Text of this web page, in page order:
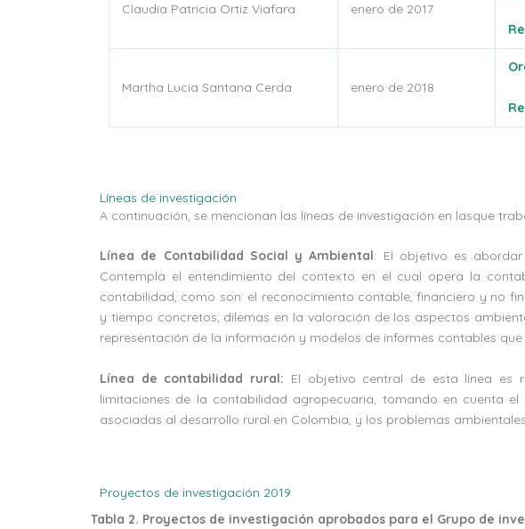
Claudia Patricia Ortiz Viafara enero de 2017
Martha Lucia Santana Cerda enero de 2018
Líneas de investigación
A continuación, se mencionan las líneas de investigación en lasque
Línea de Contabilidad Social y Ambiental: El objetivo es
Contempla el entendimiento del contexto en el cual opera la
contabilidad, como son: el reconocimiento contable, financiero y no
y tiempo concretos; dilemas en la valoración de los aspectos
representación de la información y modelos de informes contables
Línea de contabilidad rural: El objetivo central de esta línea es
limitaciones de la contabilidad agropecuaria, tomando en cuenta
asociadas al desarrollo rural en Colombia, y los problemas
Proyectos de investigación 2019
Tabla 2. Proyectos de investigación aprobados para el Grupo de